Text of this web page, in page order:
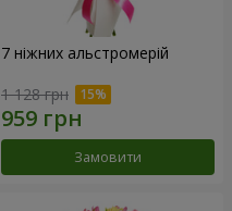
7 ніжних альстромерій
1 128 грн
Замовити